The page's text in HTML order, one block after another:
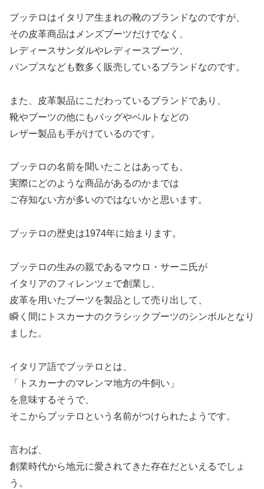
ブッテロはイタリア生まれの靴のブランドなのですが、
その皮革商品はメンズブーツだけでなく、
レディースサンダルやレディースブーツ、
パンプスなども数多く販売しているブランドなのです。
また、皮革製品にこだわっているブランドであり、
靴やブーツの他にもバッグやベルトなどの
レザー製品も手がけているのです。
ブッテロの名前を聞いたことはあっても、
実際にどのような商品があるのかまでは
ご存知ない方が多いのではないかと思います。
ブッテロの歴史は1974年に始まります。
ブッテロの生みの親であるマウロ・サーニ氏が
イタリアのフィレンツェで創業し、
皮革を用いたブーツを製品として売り出して、
瞬く間にトスカーナのクラシックブーツのシンボルとなり
ました。
イタリア語でブッテロとは、
「トスカーナのマレンマ地方の牛飼い」
を意味するそうで、
そこからブッテロという名前がつけられたようです。
言わば、
創業時代から地元に愛されてきた存在だといえるでしょ
う。